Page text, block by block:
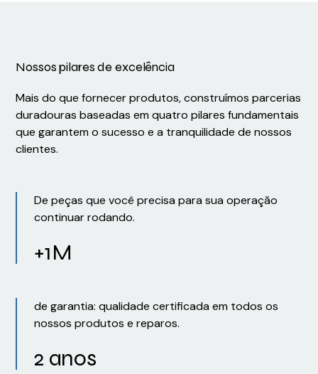
Nossos pilares de excelência
Mais do que fornecer produtos, construímos parcerias
duradouras baseadas em quatro pilares fundamentais
que garantem o sucesso e a tranquilidade de nossos
clientes.
De peças que você precisa para sua operação
continuar rodando.
+1M
de garantia: qualidade certificada em todos os
nossos produtos e reparos.
2 anos